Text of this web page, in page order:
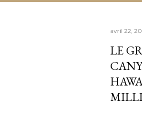
avril 22,
LE